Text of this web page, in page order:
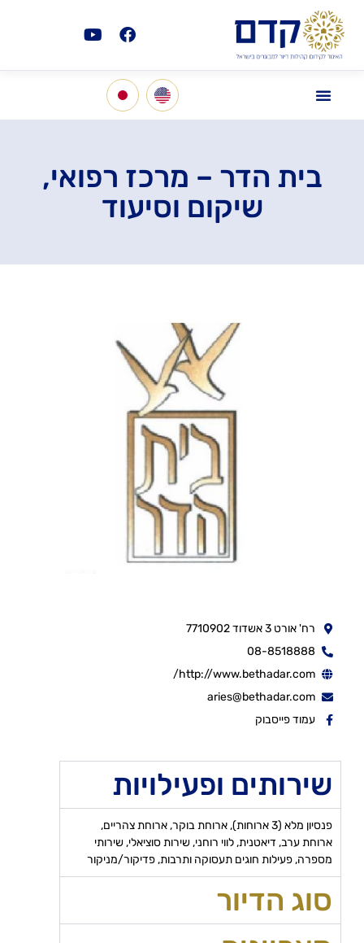
בית הדר – מרכז רפואי,
שיקום וסיעוד
רח' אורט 3 אשדוד 7710902
08-8518888
http://www.bethadar.com/
aries@bethadar.com
עמוד פייסבוק
שירותים ופעילויות
פנסיון מלא (3 ארוחות), ארוחת בוקר, ארוחת צהריים,
ארוחת ערב, דיאטנית, לווי רוחני, שירות סוציאלי, שירותי
מספרה, פעילות חוגים תעסוקה ותרבות, פדיקור/מניקור
סוג הדיור